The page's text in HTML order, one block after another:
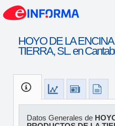
HOYO DE LA
TIERRA, SL. en
Datos Generales de